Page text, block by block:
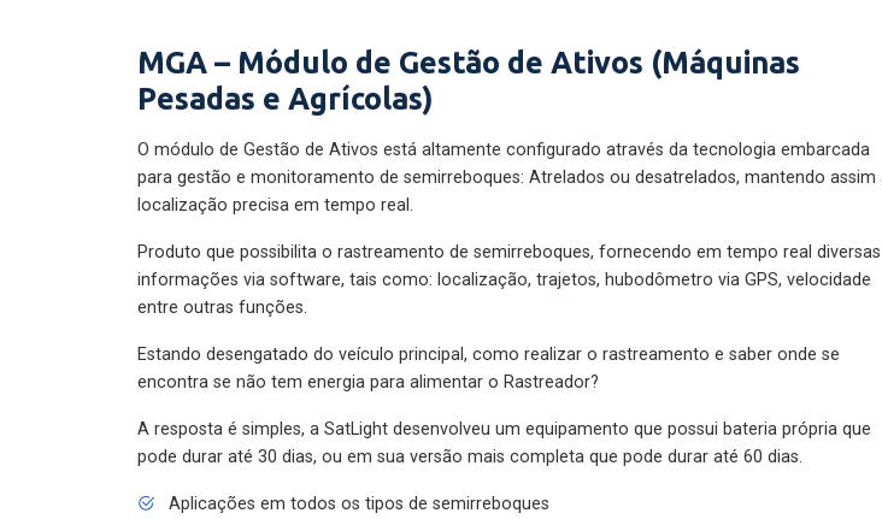
MGA – Módulo de Gestão de Ativos (Máquinas
Pesadas e Agrícolas)
O módulo de Gestão de Ativos está altamente configurado através da tecnologia embarcada
para gestão e monitoramento de semirreboques: Atrelados ou desatrelados, mantendo assim a
localização precisa em tempo real.
Produto que possibilita o rastreamento de semirreboques, fornecendo em tempo real diversas
informações via software, tais como: localização, trajetos, hubodômetro via GPS, velocidade
entre outras funções.
Estando desengatado do veículo principal, como realizar o rastreamento e saber onde se
encontra se não tem energia para alimentar o Rastreador?
A resposta é simples, a SatLight desenvolveu um equipamento que possui bateria própria que
pode durar até 30 dias, ou em sua versão mais completa que pode durar até 60 dias.
Aplicações em todos os tipos de semirreboques